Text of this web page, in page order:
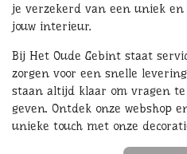
je verzekerd van een uniek en
jouw interieur.
Bij Het Oude Gebint staat
zorgen voor een snelle
staan altijd klaar om vragen
geven. Ontdek onze webshop
unieke touch met onze